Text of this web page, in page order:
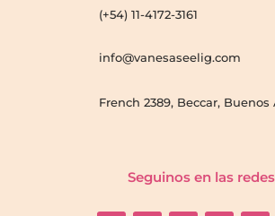
(+54) 11-4172-3161
info@vanesaseelig.com
French 2389, Beccar, Buenos
Seguinos en las redes